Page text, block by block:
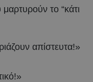
το “κάτι
απίστευτα!»